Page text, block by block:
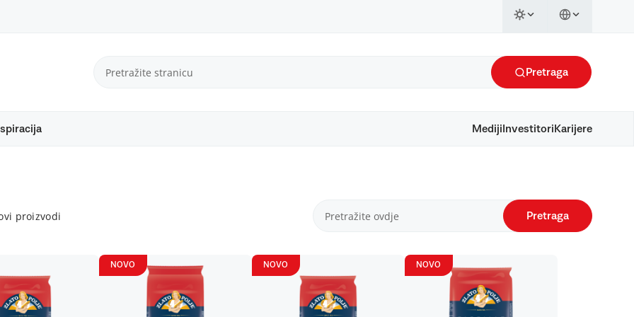
Pretraga
Mediji Investitori Karijere
proizvodi Pretraga
NOVO NOVO NOVO